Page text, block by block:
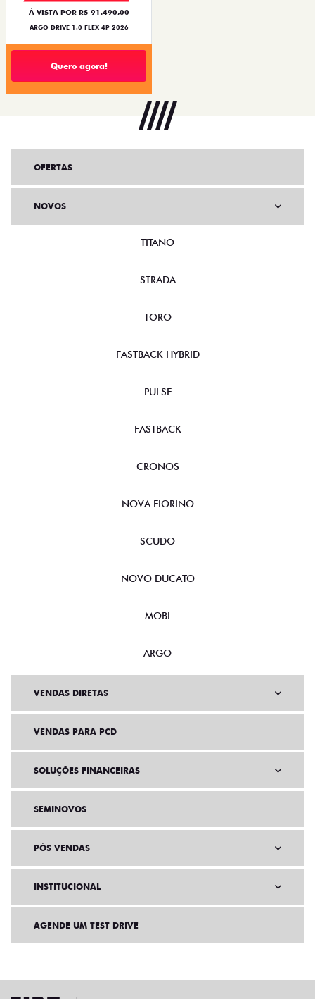
À VISTA POR R$ 91.490,00
ARGO DRIVE 1.0 FLEX 4P 2026
Quero agora!
OFERTAS
NOVOS
TITANO
STRADA
TORO
FASTBACK HYBRID
PULSE
FASTBACK
CRONOS
NOVA FIORINO
SCUDO
NOVO DUCATO
MOBI
ARGO
VENDAS DIRETAS
VENDAS PARA PCD
SOLUÇÕES FINANCEIRAS
SEMINOVOS
PÓS VENDAS
INSTITUCIONAL
AGENDE UM TEST DRIVE